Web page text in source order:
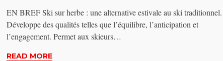
EN BREF Ski sur herbe : une alternative estivale au ski traditionnel.
Développe des qualités telles que l’équilibre, l’anticipation et
l’engagement. Permet aux skieurs…
READ MORE